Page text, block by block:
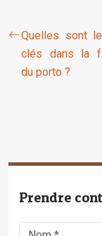
Quelles sont
clés dans la
du porto ?
Prendre